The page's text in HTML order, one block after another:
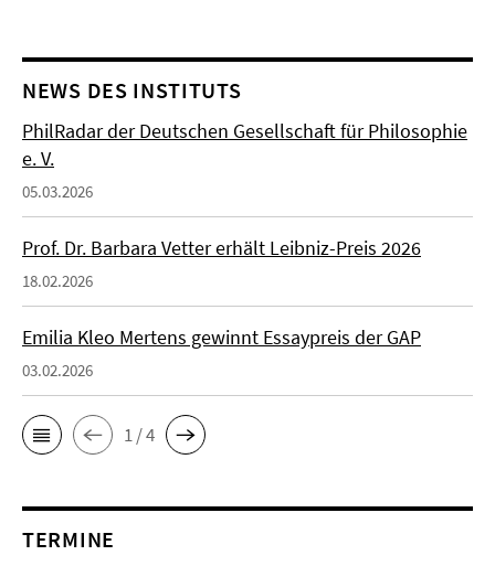
NEWS DES INSTITUTS
PhilRadar der Deutschen Gesellschaft für Philosophie
e. V.
05.03.2026
Prof. Dr. Barbara Vetter erhält Leibniz-Preis 2026
18.02.2026
Emilia Kleo Mertens gewinnt Essaypreis der GAP
03.02.2026
1 / 4
TERMINE